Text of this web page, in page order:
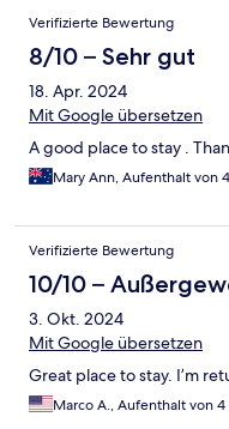
Verifizierte Bewertung
8/10 – Sehr gut
18. Apr. 2024
Mit Google übersetzen
A good place to stay .
Mary Ann, Aufenthalt von
Verifizierte Bewertung
10/10 –
3. Okt. 2024
Mit Google übersetzen
Great place to stay. I’m
Marco A., Aufenthalt von